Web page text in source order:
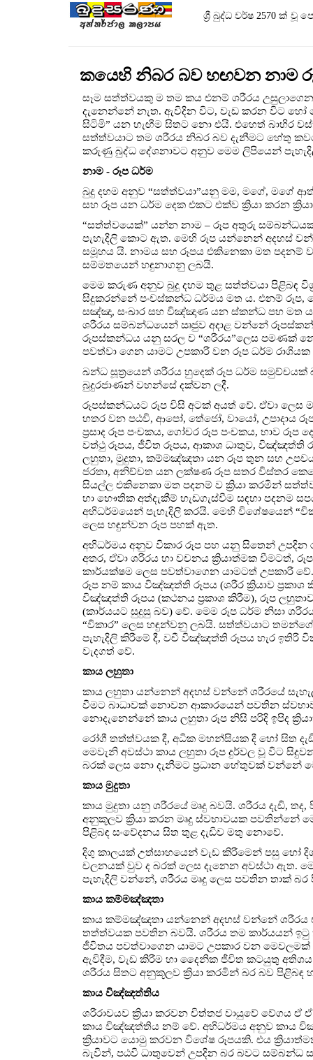
ශ්‍රී බුද්ධ වර්ෂ 2570 ක් වූ
කයෙහි නිබර බව හඟවන නාම
සෑම සත්ත්වයකු ම තම කය එනම් ශරීරය
දැනෙන්නේ නැත. ඇවිදින විට, වැඩ කරන විට
සිටිමි” යන හැඟීම සිතට නො එයි. එහෙත් බාහිර
සත්ත්වයාට තම ශරීරය නිබර බව දැනීමට හේතු
කරුණු බුද්ධ දේශනාවට අනුව මෙම ලිපියෙන්
නාම - රූප ධර්ම
බුදු දහම අනුව “සත්ත්වයා”යනු මම, මගේ, මගේ
සහ රූප යන ධර්ම දෙක එකට එක්ව ක්‍රියා කරන
“සත්ත්වයෙක්” යන්න නාම – රූප අතුරු
පැහැදිලි කොට ඇත. මෙහි රූප යන්නෙන් අදහස්
සමූහය යි. නාමය සහ රූපය එකිනෙකා මත පදනම්
සම්මතයෙන් හඳුනාගනු ලබයි.
මෙම කරුණ අනුව බුදු දහම තුළ සත්ත්වයා පිළිබඳ
සිදුකරන්නේ පංචස්කන්ධ ධර්මය මත ය. එනම් රූප,
සඤ්ඤා, සංඛාර සහ විඤ්ඤාණ යන ස්කන්ධ පහ මත
ශරීරය සම්බන්ධයෙන් ඍජුව අදාළ වන්නේ
රූපස්කන්ධය යනු සරල ව “ශරීරය”ලෙස පමණක්
පවත්වා ගෙන යාමට උපකාරී වන රූප ධර්ම
ඛන්ධ සූත්‍රයෙන් ශරීරය හුදෙක් රූප ධර්ම සමුච්චයක්
බුදුරජාණන් වහන්සේ දක්වන ලදී.
රූපස්කන්ධයට රූප විසි අටක් අයත් වේ. ඒවා ලෙස
හතර වන පඨවි, ආපෝ, තේජෝ, වායෝ, උපාදාය
ප්‍රසාද රූප පංචකය, ගෝචර රූප පංචකය, භාව රූප
වත්ථු රූපය, ජීවිත රූපය, ආකාශ ධාතුව, විඤ්ඤත්ති
ලහුතා, මුදුතා, කම්මඤ්ඤතා යන රූප තුන සහ
ජරතා, අනිච්චත යන ලක්ෂණ රූප සතර විස්තර
සියල්ල එකිනෙකා මත පදනම් ව ක්‍රියා කරමින්
හා භෞතික අත්දැකීම් හැඩගැස්වීම සඳහා පදනම
අභිධර්මයෙන් පැහැදිලි කරයි. මෙහි විශේෂයෙන්
ලෙස හඳුන්වන රූප පහක් ඇත.
අභිධර්මය අනුව විකාර රූප පහ යනු සිතෙන් උපදින
අතර, ඒවා ශරීරය හා වචනය ක්‍රියාත්මක වීමටත්,
කාර්යක්ෂම ලෙස පවත්වාගෙන යාමටත් උපකාරී
රූප නම් කාය විඤ්ඤත්ති රූපය (ශරීර ක්‍රියාව ප්‍රකාශ
විඤ්ඤත්ති රූපය (කථනය ප්‍රකාශ කිරීම), රූප
(කාර්යයට සුදුසු බව) වේ. මෙම රූප ධර්ම නිසා
“විකාර” ලෙස හඳුන්වනු ලබයි. සත්ත්වයාට
පැහැදිලි කිරීමේ දී, වචී විඤ්ඤත්ති රූපය හැර ඉතිරි
වැදගත් වේ.
කාය ලහුතා
කාය ලහුතා යන්නෙන් අදහස් වන්නේ ශරීරයේ
වීමට බාධාවක් නොවන ආකාරයෙන් පවතින
නොදැනෙන්නේ කාය ලහුතා රූප නිසි පරිදි ඉපිද
රෝගී තත්ත්වයක දී, අධික මහන්සියක දී හෝ සිත
මෙවැනි අවස්ථා කාය ලහුතා රූප දුර්වල වූ විට
බරක් ලෙස නො දැනීමට ප්‍රධාන හේතුවක් වන්නේ
කාය මුදුතා
කාය මුදුතා යනු ශරීරයේ මෘදු බවයි. ශරීරය
අනුකූලව ක්‍රියා කරන මෘදු ස්වභාවයක පවතින්නේ
පිළිබඳ සංවේදනය සිත තුළ දැඩිව මතු නොවේ.
දිගු කාලයක් උත්සාහයෙන් වැඩ කිරීමෙන් පසු හෝ
චලනයක් වුව ද බරක් ලෙස දැනෙන අවස්ථා ඇත.
පැහැදිලි වන්නේ, ශරීරය මෘදු ලෙස පවතින තාක්
කාය කම්මඤ්ඤතා
කාය කම්මඤ්ඤතා යන්නෙන් අදහස් වන්නේ ශරීරය
තත්ත්වයක පවතින බවයි. ශරීරය තම කාර්යයන්
ජීවිතය පවත්වාගෙන යාමට උපකාර වන
ඇවිදීම, වැඩ කිරීම හා දෛනික ජීවිත කටයුතු
ශරීරය සිතට අනුකූලව ක්‍රියා කරමින් බර බව
කාය විඤ්ඤත්තිය
ශරීරාවයව ක්‍රියා කරවන චිත්තජ වායුවේ වේගය ඒ
කාය විඤ්ඤත්තිය නම් වේ. අභිධර්මය අනුව කාය
ක්‍රියාවට යොමු කරවන විශේෂ රූපයකි. එය
බැවින්, පඨවි ධාතුවෙන් උපදින බර බවට සම්බන්ධ